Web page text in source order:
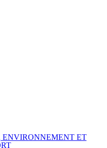
ENVIRONNEMENT ET